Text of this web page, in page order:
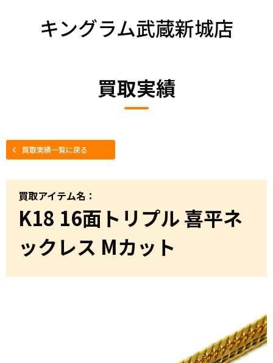
キングラム武蔵新城店
買取実績
買取実績一覧に戻る
買取アイテム名：
K18 16面トリプル 喜平ネ
ックレス Mカット